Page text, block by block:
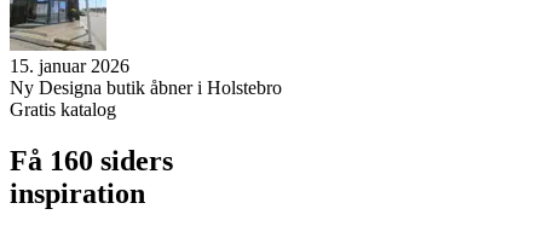
15. januar 2026
Ny Designa butik åbner i Holstebro
Gratis katalog
Få 160 siders
inspiration